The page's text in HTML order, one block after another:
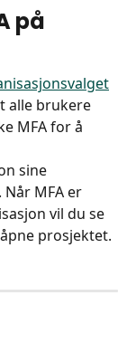
på
alle brukere
MFA for å
sine
MFA er
vil du se
prosjektet.